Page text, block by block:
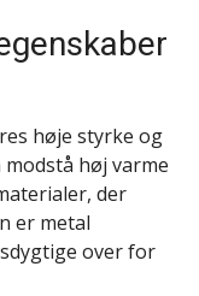
høje styrke og
høj varme
der
er metal
over for